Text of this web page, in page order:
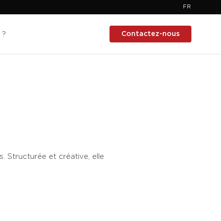
FR
? Contactez-nous
Structurée et créative, elle